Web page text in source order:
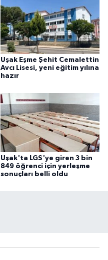
Uşak Eşme Şehit Cemalettin
Avcı Lisesi, yeni eğitim yılına
hazır
Uşak'ta LGS'ye giren 3 bin
849 öğrenci için yerleşme
sonuçları belli oldu